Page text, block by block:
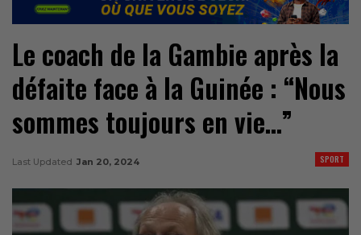
Le coach de la Gambie après la
défaite face à la Guinée : “Nous
sommes toujours en vie…”
SPORT
Last Updated Jan 20, 2024